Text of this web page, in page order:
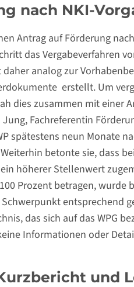
nach NKI-
Antrag auf Förderung
das Vergabeverfahren
daher analog zur
erstellt. Um
dies zusammen mit einer
Jung, Fachreferentin
spätestens neun Monate
betonte sie, dass
höherer Stellenwert
Prozent betragen, wurde
entsprechend
das sich auf das WPG
Informationen oder
und